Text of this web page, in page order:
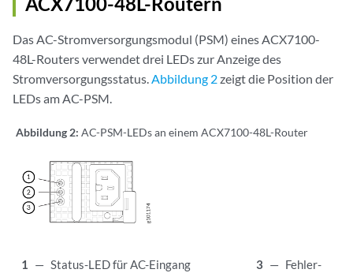
Das AC-Stromversorgungsmodul (PSM) eines ACX7100-
48L-Routers verwendet drei LEDs zur Anzeige des
Stromversorgungsstatus.Abbildung 2zeigt die Position der
LEDs am AC-PSM.
Abbildung 2: AC-PSM-LEDs an einem ACX7100-48L-Router
1 — Status-LED für AC-Eingang 3 — Fehler-